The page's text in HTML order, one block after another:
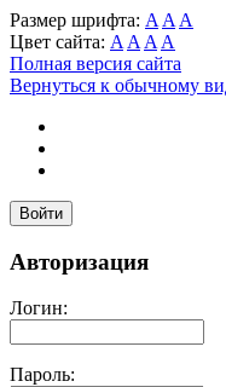
Размер шрифта: A A A
Цвет сайта: A A A A
Полная версия сайта
Вернуться к обычному
Войти
Авторизация
Логин:
Пароль: